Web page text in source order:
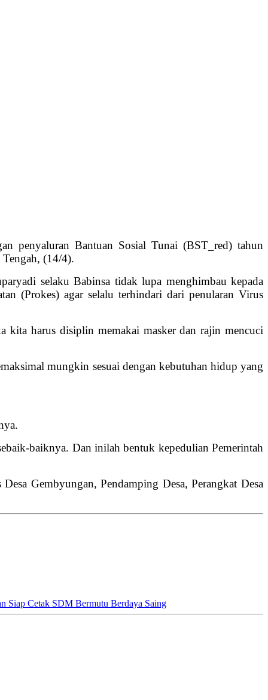
penyaluran Bantuan Sosial Tunai (BST_red) tahun
(14/4).
selaku Babinsa tidak lupa menghimbau kepada
(Prokes) agar selalu terhindari dari penularan Virus
kita harus disiplin memakai masker dan rajin mencuci
mungkin sesuai dengan kebutuhan hidup yang
baiknya. Dan inilah bentuk kepedulian Pemerintah
Gembyungan, Pendamping Desa, Perangkat Desa
Siap Cetak SDM Bermutu Berdaya Saing